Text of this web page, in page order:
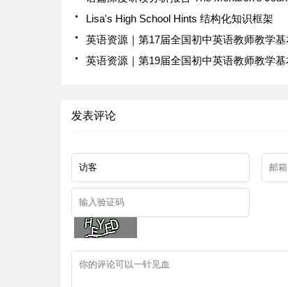
Lisa's High School Hints 结构化知识框架
发表评论